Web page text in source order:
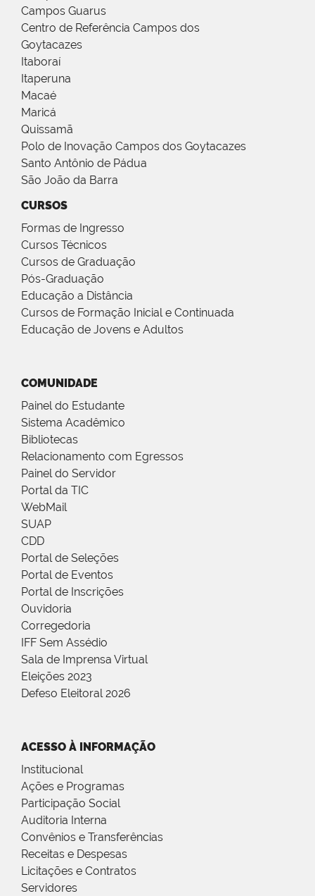
Campos Guarus
Centro de Referência Campos dos
Goytacazes
Itaboraí
Itaperuna
Macaé
Maricá
Quissamã
Polo de Inovação Campos dos Goytacazes
Santo Antônio de Pádua
São João da Barra
CURSOS
Formas de Ingresso
Cursos Técnicos
Cursos de Graduação
Pós-Graduação
Educação a Distância
Cursos de Formação Inicial e Continuada
Educação de Jovens e Adultos
COMUNIDADE
Painel do Estudante
Sistema Acadêmico
Bibliotecas
Relacionamento com Egressos
Painel do Servidor
Portal da TIC
WebMail
SUAP
CDD
Portal de Seleções
Portal de Eventos
Portal de Inscrições
Ouvidoria
Corregedoria
IFF Sem Assédio
Sala de Imprensa Virtual
Eleições 2023
Defeso Eleitoral 2026
ACESSO À INFORMAÇÃO
Institucional
Ações e Programas
Participação Social
Auditoria Interna
Convênios e Transferências
Receitas e Despesas
Licitações e Contratos
Servidores